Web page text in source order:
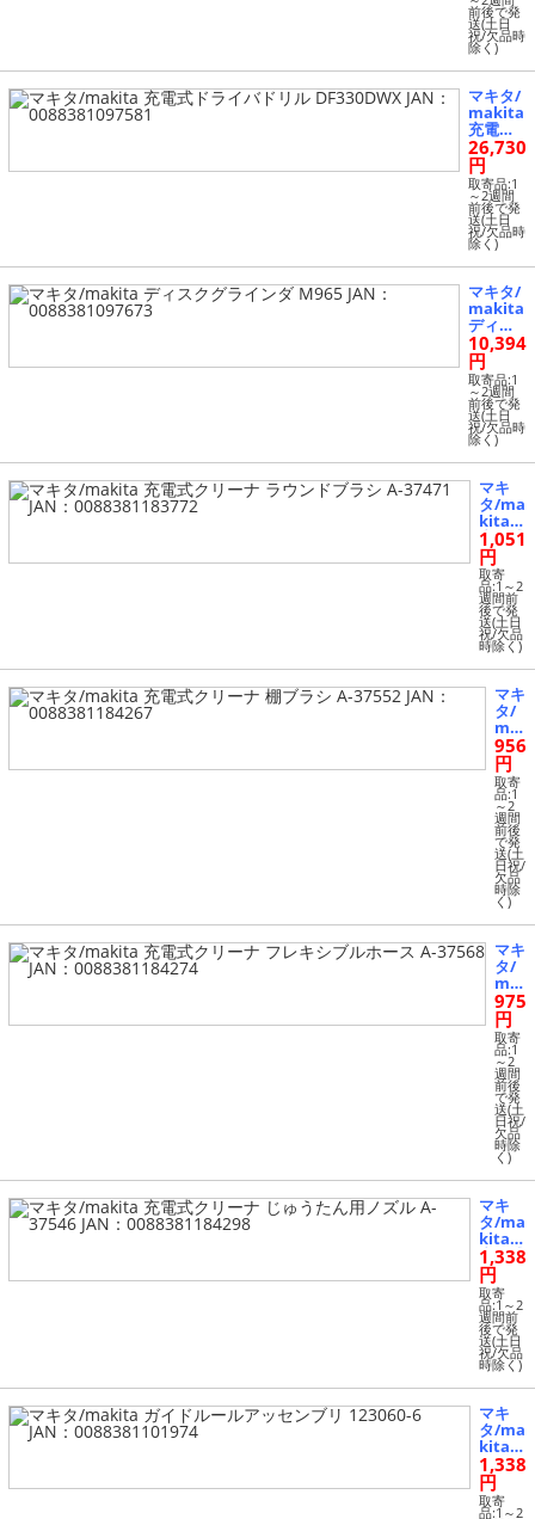
0088381
096690
前後で発
送(土日
祝/欠品時
除く)
マキタ/
makita
充電式
ドライ
バドリ
ル DF33
0DWX J
AN：00
8838109
7581
26,730
円
取寄品:1
～2週間
前後で発
送(土日
祝/欠品時
除く)
マキタ/
makita
ディス
クグラ
インダ
M965 JA
N：008
8381097
673
10,394
円
取寄品:1
～2週間
前後で発
送(土日
祝/欠品時
除く)
マキ
タ/ma
kita
充電式
クリー
ナ ラ
ウンド
ブラシ
A-374
71 JA
N：00
88381
18377
1,051
円
取寄
品:1～2
週間前
後で発
送(土日
祝/欠品
時除く)
マキ
タ/
ma
kita
充電
式ク
リー
ナ
棚ブ
ラシ
A-37
552
JA
N：
008
838
118
426
7
956
円
取寄
品:1
～2
週間
前後
で発
送(土
日祝/
欠品
時除
く)
マキ
タ/
ma
kita
充電
式ク
リー
ナ
フレ
キシ
ブル
ホー
ス A
-375
68 J
A
N：
008
838
118
427
4
975
円
取寄
品:1
～2
週間
前後
で発
送(土
日祝/
欠品
時除
く)
マキ
タ/ma
kita
充電式
クリー
ナ じ
ゅうた
ん用ノ
ズル A
-37546
JAN：
00883
81184
298
1,338
円
取寄
品:1～2
週間前
後で発
送(土日
祝/欠品
時除く)
マキ
タ/ma
kita
ガイド
ルール
アッセ
ンブリ
1,338
円
取寄
品:1～2